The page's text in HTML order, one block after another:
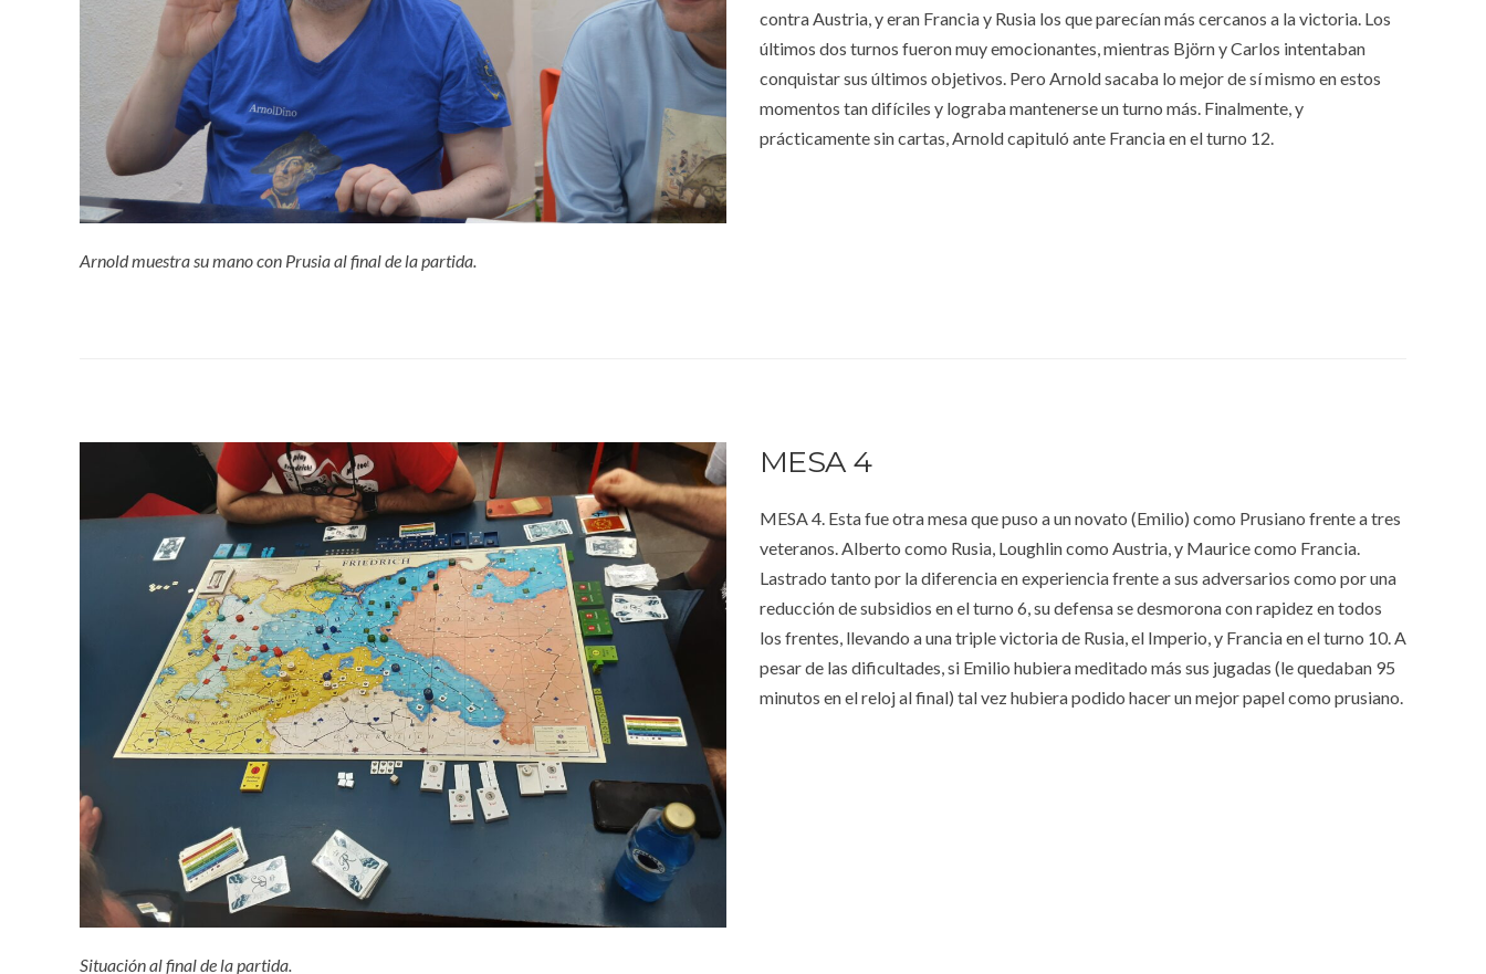
Arnold muestra su mano con Prusia al final de la partida.
contra Austria, y eran Francia y Rusia los que parecían más cercanos a la victoria. Los
últimos dos turnos fueron muy emocionantes, mientras Björn y Carlos intentaban
conquistar sus últimos objetivos. Pero Arnold sacaba lo mejor de sí mismo en estos
momentos tan difíciles y lograba mantenerse un turno más. Finalmente, y
prácticamente sin cartas, Arnold capituló ante Francia en el turno 12.
Situación al final de la partida.
MESA 4
MESA 4. Esta fue otra mesa que puso a un novato (Emilio) como Prusiano frente a tres
veteranos. Alberto como Rusia, Loughlin como Austria, y Maurice como Francia.
Lastrado tanto por la diferencia en experiencia frente a sus adversarios como por una
reducción de subsidios en el turno 6, su defensa se desmorona con rapidez en todos
los frentes, llevando a una triple victoria de Rusia, el Imperio, y Francia en el turno 10. A
pesar de las dificultades, si Emilio hubiera meditado más sus jugadas (le quedaban 95
minutos en el reloj al final) tal vez hubiera podido hacer un mejor papel como prusiano.